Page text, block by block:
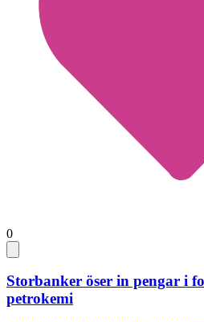
0
Storbanker öser in pengar i
petrokemi